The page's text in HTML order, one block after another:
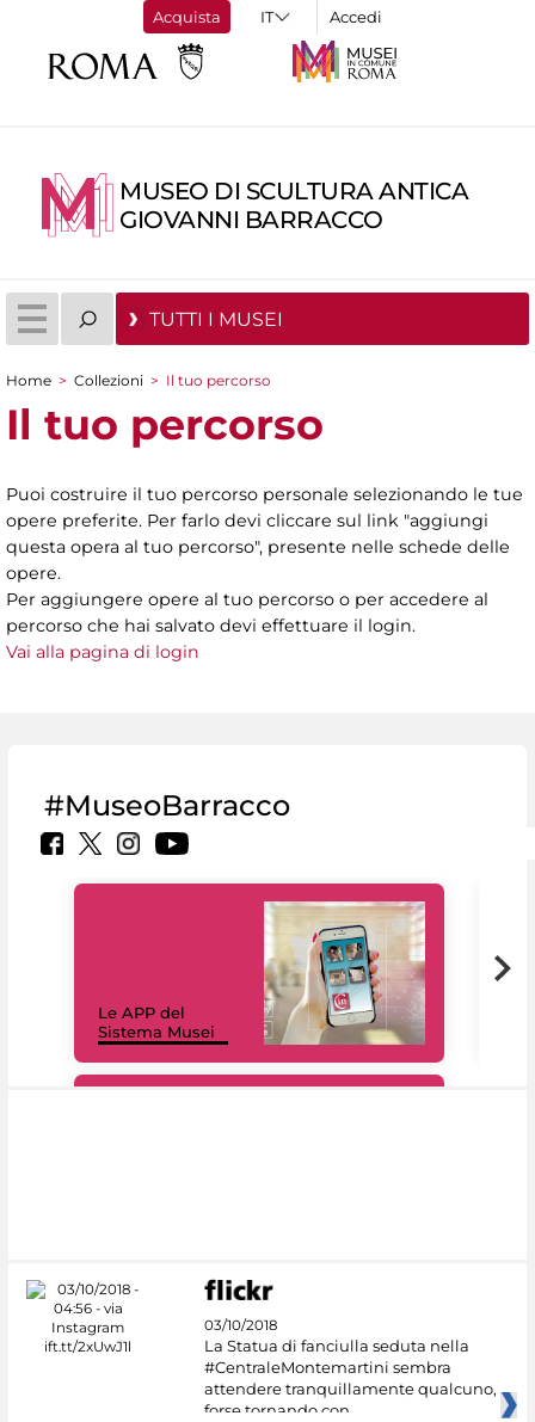
Acquista Accedi
MUSEO DI SCULTURA ANTICA
GIOVANNI BARRACCO
TUTTI I MUSEI
Tu sei qui
Home > Collezioni > Il tuo percorso
Il tuo percorso
Puoi costruire il tuo percorso personale selezionando le tue
opere preferite. Per farlo devi cliccare sul link "aggiungi
questa opera al tuo percorso", presente nelle schede delle
opere.
Per aggiungere opere al tuo percorso o per accedere al
percorso che hai salvato devi effettuare il login.
Vai alla pagina di login
#MuseoBarracco
Le APP del
Sistema Musei
03/10/2018
La Statua di fanciulla seduta nella
#CentraleMontemartini sembra
attendere tranquillamente qualcuno,
forse tornando con